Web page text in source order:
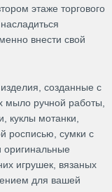
этаже торгового
внести свой
созданные с
мыло ручной работы,
куклы мотанки,
росписью, сумки с
игрушек, вязаных
для вашей